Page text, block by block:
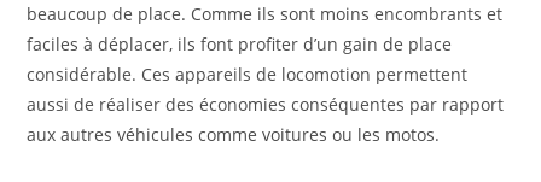
beaucoup de place. Comme ils sont moins encombrants et
faciles à déplacer, ils font profiter d’un gain de place
considérable. Ces appareils de locomotion permettent
aussi de réaliser des économies conséquentes par rapport
aux autres véhicules comme voitures ou les motos.